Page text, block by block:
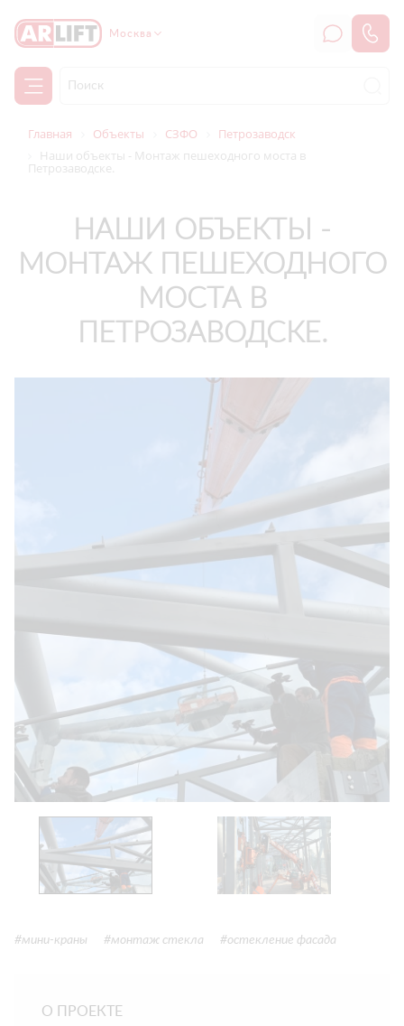
Москва
Главная Объекты СЗФО
Петрозаводск
Наши объекты - Монтаж пешеходного моста в
Петрозаводске.
НАШИ ОБЪЕКТЫ -
МОНТАЖ ПЕШЕХОДНОГО
МОСТА В
ПЕТРОЗАВОДСКЕ.
#мини-краны #монтаж стекла #остекление фасада
О ПРОЕКТЕ